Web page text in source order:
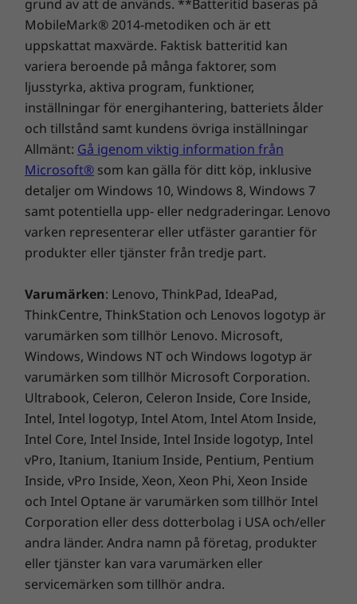
funktioner
Smarta, ultraportabla ThinkPad X1 Nano väger
bara 0,97 kg i sitt lättaste utförande. Ändå kan
den tack vare Computer Vision och en infraröd
MIPI FHD-hybridkamera (båda finns som tillval)
automatiskt dämpa ljuset på skärmen när den
inte används och varna dig om någon tittar
över din axel. Den tänker till och med på din
digitala hälsa, genom att den påminner dig om
att ta regelbundna pauser och undvika dålig
hållning.
Förbättrad säkerhet, både inuti och
utanpå
ThinkShield-säkerhetsfunktionerna på
ThinkPad X1 Nano har bland annat avancerad
AI och biometriteknik. Givarna för
användarnärvaro låser din dator när du går
iväg, och det finns ett sekretesskydd till
webbkameran så att du kan stänga
webbkameran mekaniskt. Data krypteras av
Discrete Trusted Platform Module (dTPM), och
Nätaggregat
65 W (med Rapid Charge)
Dockning som stöds
USB-C-kabeldock
ThinkPad Thunderbolt™ 4 Dock
Dockningsstationer säljs separat.
Förpackningens innehåll
ThinkPad X1 Nano Gen 2
USB-C 65 W (förberedd för Rapid Charge)
Snabbstartguide
Specifikationerna kan variera beroende på region/modell.
grund av att de används. **Batteritid baseras på
MobileMark® 2014-metodiken och är ett
uppskattat maxvärde. Faktisk batteritid kan
variera beroende på många faktorer, som
ljusstyrka, aktiva program, funktioner,
inställningar för energihantering, batteriets ålder
och tillstånd samt kundens övriga inställningar
Allmänt: Gå igenom viktig information från
Microsoft® som kan gälla för ditt köp, inklusive
detaljer om Windows 10, Windows 8, Windows 7
samt potentiella upp- eller nedgraderingar. Lenovo
varken representerar eller utfäster garantier för
produkter eller tjänster från tredje part.
Varumärken: Lenovo, ThinkPad, IdeaPad,
ThinkCentre, ThinkStation och Lenovos logotyp är
varumärken som tillhör Lenovo. Microsoft,
Windows, Windows NT och Windows logotyp är
varumärken som tillhör Microsoft Corporation.
Ultrabook, Celeron, Celeron Inside, Core Inside,
Intel, Intel logotyp, Intel Atom, Intel Atom Inside,
Intel Core, Intel Inside, Intel Inside logotyp, Intel
vPro, Itanium, Itanium Inside, Pentium, Pentium
Inside, vPro Inside, Xeon, Xeon Phi, Xeon Inside
och Intel Optane är varumärken som tillhör Intel
Corporation eller dess dotterbolag i USA och/eller
andra länder. Andra namn på företag, produkter
eller tjänster kan vara varumärken eller
servicemärken som tillhör andra.